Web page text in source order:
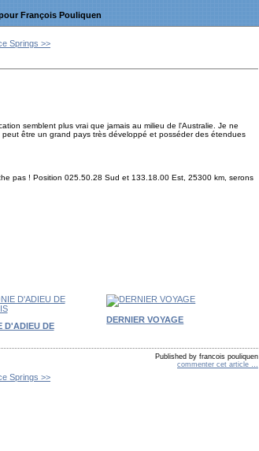
François Pouliquen
Springs >>
semblent plus vrai que jamais au milieu de l'Australie. Je ne
être un grand pays très développé et posséder des étendues
pas ! Position 025.50.28 Sud et 133.18.00 Est, 25300 km, serons
D'ADIEU DE
DERNIER VOYAGE
Published by francois pouliquen
commenter cet article
Springs >>